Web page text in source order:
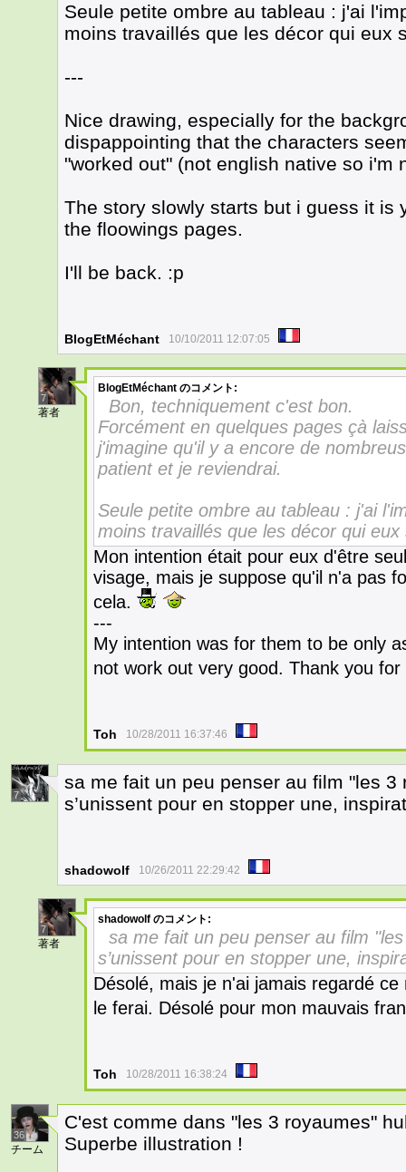
Seule petite ombre au tableau : j'ai
moins travaillés que les décor qui eux
---
Nice drawing, especially for the
dispappointing that the characters
"worked out" (not english native so i'm
The story slowly starts but i guess it is
the floowings pages.
I'll be back. :p
BlogEtMéchant 10/10/2011 12:07:05
7
著者
BlogEtMéchant のコメント:
Bon, techniquement c'est bon.
Forcément en quelques pages çà
j'imagine qu'il y a encore de
patient et je reviendrai.
Seule petite ombre au tableau : j'ai
moins travaillés que les décor qui
Mon intention était pour eux d'être
visage, mais je suppose qu'il n'a pas
cela.
---
My intention was for them to be only
not work out very good. Thank you
Toh 10/28/2011 16:37:46
7
sa me fait un peu penser au film "les
s’unissent pour en stopper une,
shadowolf 10/26/2011 22:29:42
7
著者
shadowolf のコメント:
sa me fait un peu penser au film
s’unissent pour en stopper une,
Désolé, mais je n'ai jamais regardé
le ferai. Désolé pour mon mauvais
Toh 10/28/2011 16:38:24
36
チーム
C'est comme dans "les 3 royaumes"
Superbe illustration !